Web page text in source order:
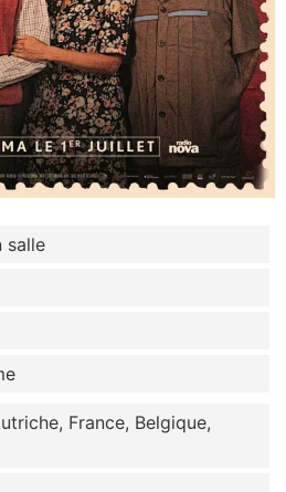
salle
France, Belgique,